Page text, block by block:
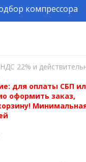
компрессора
22% и
для оплаты СБП
оформить заказ,